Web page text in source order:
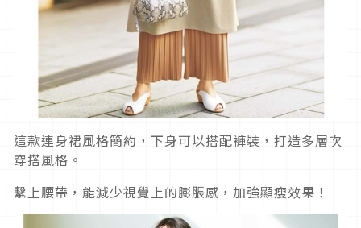
這款連身裙風格簡約，下身可以搭配褲裝，打造多層次
穿搭風格。
繫上腰帶，能減少視覺上的膨脹感，加強顯瘦效果！